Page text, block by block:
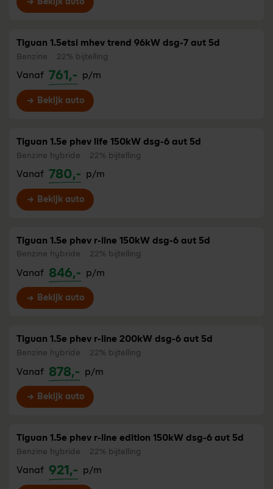
Bekijk auto
Tiguan 1.5etsi mhev trend 96kW dsg-7 aut 5d
Benzine 22% bijtelling
Vanaf 761,- p/m
Bekijk auto
Tiguan 1.5e phev life 150kW dsg-6 aut 5d
Benzine hybride 22% bijtelling
Vanaf 780,- p/m
Bekijk auto
Tiguan 1.5e phev r-line 150kW dsg-6 aut 5d
Benzine hybride 22% bijtelling
Vanaf 846,- p/m
Bekijk auto
Tiguan 1.5e phev r-line 200kW dsg-6 aut 5d
Benzine hybride 22% bijtelling
Vanaf 878,- p/m
Bekijk auto
Tiguan 1.5e phev r-line edition 150kW dsg-6 aut 5d
Benzine hybride 22% bijtelling
Vanaf 921,- p/m